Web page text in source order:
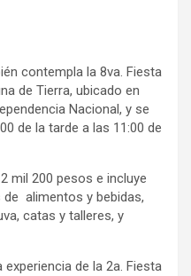
contempla la 8va. Fiesta
de Tierra, ubicado en
Nacional, y se
de la tarde a las 11:00 de
mil 200 pesos e incluye
alimentos y bebidas,
catas y talleres, y
de la 2a. Fiesta